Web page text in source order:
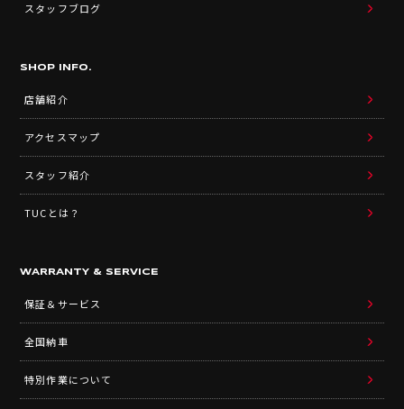
スタッフブログ
SHOP INFO.
店舗紹介
アクセスマップ
スタッフ紹介
TUCとは？
WARRANTY & SERVICE
保証＆サービス
全国納車
特別作業について